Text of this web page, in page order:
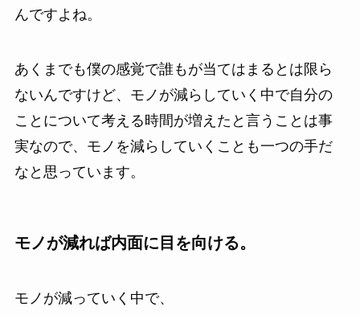
んですよね。
あくまでも僕の感覚で誰もが当てはまるとは限ら
ないんですけど、モノが減らしていく中で自分の
ことについて考える時間が増えたと言うことは事
実なので、モノを減らしていくことも一つの手だ
なと思っています。
モノが減れば内面に目を向ける。
モノが減っていく中で、